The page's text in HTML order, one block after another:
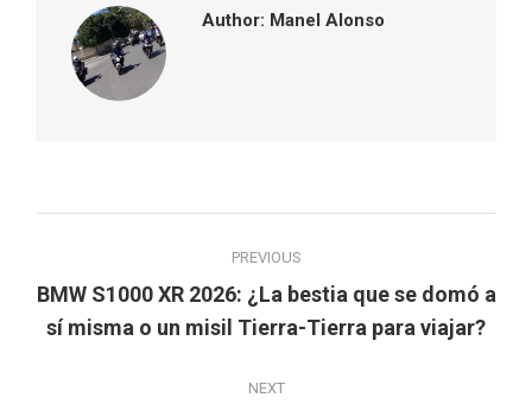
Author: Manel Alonso
navigation
PREVIOUS
Previous
post:
BMW S1000 XR 2026: ¿La bestia que se domó a
sí misma o un misil Tierra-Tierra para viajar?
NEXT